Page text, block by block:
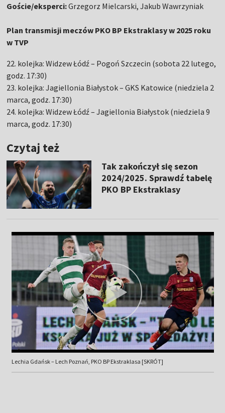
Goście/eksperci:Grzegorz Mielcarski, Jakub Wawrzyniak
Plan transmisji meczów PKO BP Ekstraklasy w 2025 roku
w TVP
22. kolejka: Widzew Łódź – Pogoń Szczecin (sobota 22 lutego,
godz. 17:30)
23. kolejka: Jagiellonia Białystok – GKS Katowice (niedziela 2
marca, godz. 17:30)
24. kolejka: Widzew Łódź – Jagiellonia Białystok (niedziela 9
marca, godz. 17:30)
Czytaj też
Tak zakończył się sezon
2024/2025. Sprawdź tabelę
PKO BP Ekstraklasy
Lechia Gdańsk – Lech Poznań, PKO BP Ekstraklasa [SKRÓT]